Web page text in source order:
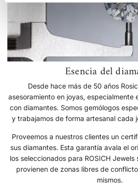
Esencia del
Desde hace más de 50 años
asesoramiento en joyas, especialmente
con diamantes. Somos gemólogos
y trabajamos de forma artesanal cada
Proveemos a nuestros clientes un
sus diamantes. Esta garantía avala el
los seleccionados para ROSICH
provienen de zonas libres de
mismos.